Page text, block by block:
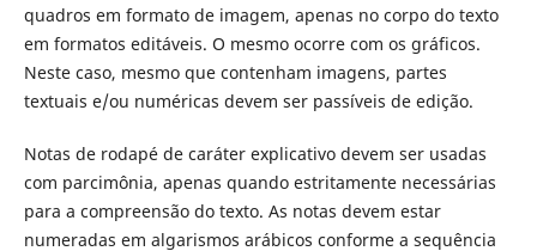
quadros em formato de imagem, apenas no corpo do texto
em formatos editáveis. O mesmo ocorre com os gráficos.
Neste caso, mesmo que contenham imagens, partes
textuais e/ou numéricas devem ser passíveis de edição.
Notas de rodapé de caráter explicativo devem ser usadas
com parcimônia, apenas quando estritamente necessárias
para a compreensão do texto. As notas devem estar
numeradas em algarismos arábicos conforme a sequência